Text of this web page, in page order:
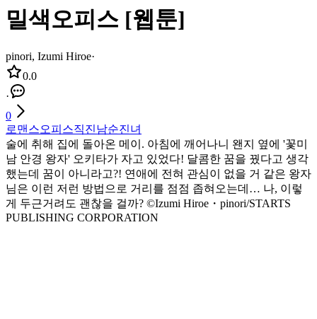
밀색오피스 [웹툰]
pinori, Izumi Hiroe·
0.0
·
0
로맨스오피스직진남순진녀
술에 취해 집에 돌아온 메이. 아침에 깨어나니 왠지 옆에 '꽃미
남 안경 왕자' 오키타가 자고 있었다! 달콤한 꿈을 꿨다고 생각
했는데 꿈이 아니라고?! 연애에 전혀 관심이 없을 거 같은 왕자
님은 이런 저런 방법으로 거리를 점점 좁혀오는데… 나, 이렇
게 두근거려도 괜찮을 걸까? ©Izumi Hiroe・​pinori/STARTS
PUBLISHING CORPORATION